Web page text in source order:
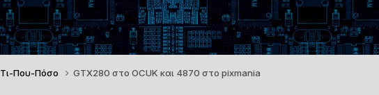
Τι-Που-Πόσο GTX280 στο ΟCUK και 4870 στο pixmania